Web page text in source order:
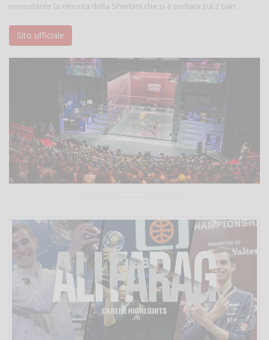
nonostante la rimonta della Sherbini che si è portata sul 2 pari.
Sito ufficiale